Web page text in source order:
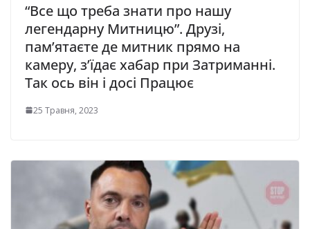
“Все що треба знати про нашу
легендарну Митницю”. Друзі,
пам’ятаєте де митник прямо на
камеру, з’їдає хабар при Затриманні.
Так ось він і досі Працює
25 Травня, 2023